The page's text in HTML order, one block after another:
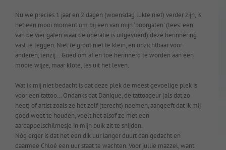
Nu we precies 1 jaar en 2 dagen (woensdag lukte niet) verder zijn, is
het een mooi moment om bij een van mijn ‘boorgaten’ (lees: een
van de vier gaten waar de operatie is uitgevoerd) deze herinnering
vast te leggen. Niet te groot niet te klein, en onzichtbaar voor
anderen, tenzij… Goed om af en toe herinnerd te worden aan een
mooie wijze, maar klote, les uit het leven.
Wat ik mij niet bedacht is dat deze plek de meest gevoelige plek is
voor een tattoo… Ondanks dat Danique, de tattoageur (als dat zo
heet) of artist zoals ze het zelf (terecht) noemen, aangeeft dat ik mij
goed weet te houden, voelt het alsof ze met een
aardappelschilmesje in mijn buik zit te snijden.
Nóg erger is dat het een dik uur langer duurt dan gedacht en
daarmee Chloé een uur staat te wachten. Voor jullie mazzel, want